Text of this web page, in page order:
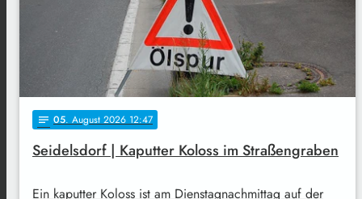
notes 05. August 2026 12:47
Seidelsdorf | Kaputter Koloss im Straßengraben
Ein kaputter Koloss ist am Dienstagnachmittag auf der